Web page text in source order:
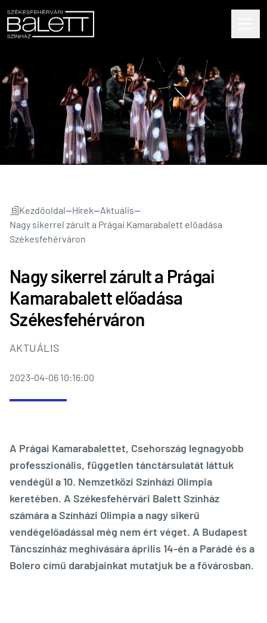
Kezdőoldal—Hírek—Aktuális—
Nagy sikerrel zárult a Prágai Kamarabalett előadása
Székesfehérváron
Nagy sikerrel zárult a Prágai
Kamarabalett előadása
Székesfehérváron
AKTUÁLIS
2023-04-06 10:16:00
A Prágai Kamarabalettet, Csehország legnagyobb
professzionális, független tánctársulatát láttuk
vendégül a 10. Nemzetközi Színházi Olimpia
keretében. A Székesfehérvári Balett Színház
számára a Színházi Olimpia a nagy sikerű
vendégelőadással még nem ért véget. A Budapest
Táncszínház meghívására április 14-én a Parádé és a
Bolero című darabjainkat mutatjuk be a fővárosban.